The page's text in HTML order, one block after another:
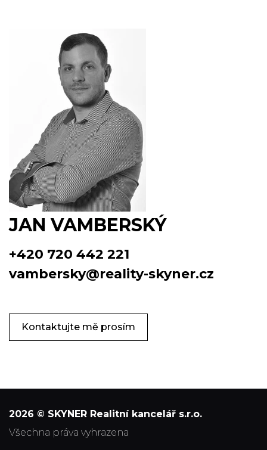
JAN VAMBERSKÝ
+420 720 442 221
vambersky@reality-skyner.cz
Kontaktujte mě prosím
2026 © SKYNER Realitní kancelář s.r.o.
všechna práva vyhrazena